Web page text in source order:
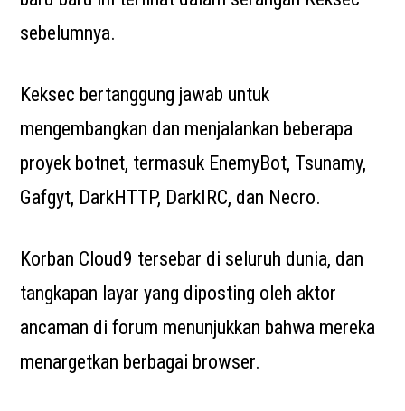
sebelumnya.
Keksec bertanggung jawab untuk
mengembangkan dan menjalankan beberapa
proyek botnet, termasuk EnemyBot, Tsunamy,
Gafgyt, DarkHTTP, DarkIRC, dan Necro.
Korban Cloud9 tersebar di seluruh dunia, dan
tangkapan layar yang diposting oleh aktor
ancaman di forum menunjukkan bahwa mereka
menargetkan berbagai browser.